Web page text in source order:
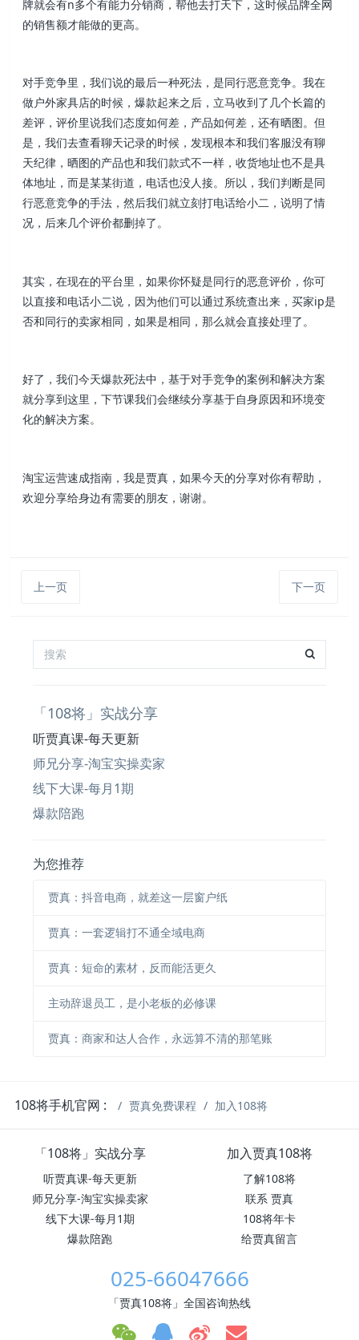
牌就会有n多个有能力分销商，帮他去打天下，这时候品牌全网
的销售额才能做的更高。
对手竞争里，我们说的最后一种死法，是同行恶意竞争。我在
做户外家具店的时候，爆款起来之后，立马收到了几个长篇的
差评，评价里说我们态度如何差，产品如何差，还有晒图。但
是，我们去查看聊天记录的时候，发现根本和我们客服没有聊
天纪律，晒图的产品也和我们款式不一样，收货地址也不是具
体地址，而是某某街道，电话也没人接。所以，我们判断是同
行恶意竞争的手法，然后我们就立刻打电话给小二，说明了情
况，后来几个评价都删掉了。
其实，在现在的平台里，如果你怀疑是同行的恶意评价，你可
以直接和电话小二说，因为他们可以通过系统查出来，买家ip是
否和同行的卖家相同，如果是相同，那么就会直接处理了。
好了，我们今天爆款死法中，基于对手竞争的案例和解决方案
就分享到这里，下节课我们会继续分享基于自身原因和环境变
化的解决方案。
淘宝运营速成指南，我是贾真，如果今天的分享对你有帮助，
欢迎分享给身边有需要的朋友，谢谢。
上一页 下一页
「108将」实战分享
听贾真课-每天更新
师兄分享-淘宝实操卖家
线下大课-每月1期
爆款陪跑
为您推荐
贾真：抖音电商，就差这一层窗户纸
贾真：一套逻辑打不通全域电商
贾真：短命的素材，反而能活更久
主动辞退员工，是小老板的必修课
贾真：商家和达人合作，永远算不清的那笔账
108将手机官网 : 贾真免费课程 加入108将
「108将」实战分享
听贾真课-每天更新
师兄分享-淘宝实操卖家
线下大课-每月1期
爆款陪跑
加入贾真108将
了解108将
联系 贾真
108将年卡
给贾真留言
025-66047666
「贾真108将」全国咨询热线